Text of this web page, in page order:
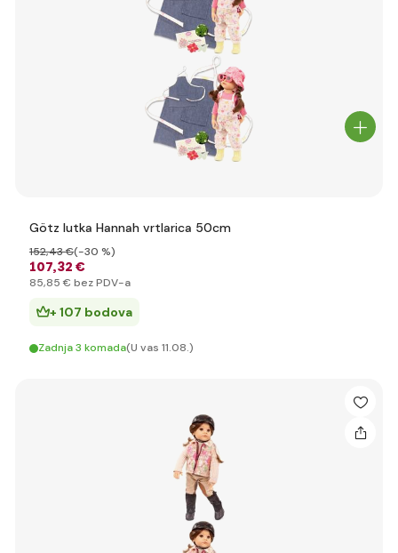
Götz lutka Hannah vrtlarica 50cm
107,32 €
152,43 €(-30 %)
85,85 € bez PDV-a
+ 107 bodova
Zadnja 3 komada(U vas 11.08.)